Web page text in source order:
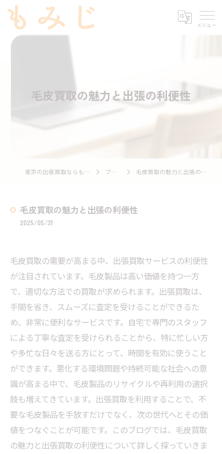
毛皮買取の魅力と出張の利便性
東京の出張買取ならもみじ ブログ 毛皮買取の魅力と出張の利便性
毛皮買取の魅力と出張の利便性
2025/05/31
毛皮買取の需要が高まる中、出張買取サービスの利便性
が注目されています。毛皮製品は高い価値を持つ一方
で、適切な方法での買取が求められます。出張買取は、
手間を省き、スムーズに査定を受けることができるた
め、非常に便利なサービスです。自宅で専門のスタッフ
による丁寧な査定を受けられることから、特に忙しい方
や多忙な日々を送る方にとって、時間を有効に使うこと
ができます。悪化する環境問題や持続可能な社会への意
識が高まる中で、毛皮製品のリサイクルや再利用の選択
肢も増えてきています。出張買取を利用することで、不
要な毛皮製品を手放すだけでなく、次の世代へとその価
値をつなぐことが可能です。このブログでは、毛皮買取
の魅力と出張買取の利便性について詳しく探っていきま